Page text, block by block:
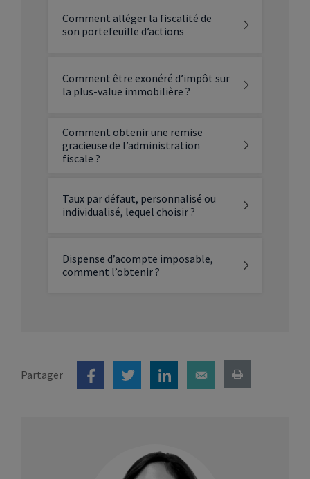
Comment alléger la fiscalité de
son portefeuille d’actions
Comment être exonéré d’impôt sur
la plus-value immobilière ?
Comment obtenir une remise
gracieuse de l’administration
fiscale ?
Taux par défaut, personnalisé ou
individualisé, lequel choisir ?
Dispense d’acompte imposable,
comment l’obtenir ?
Partager